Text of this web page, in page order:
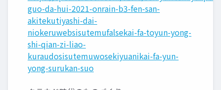
guo-da-hui-2021-onrain-b3-fen-san-
akitekutiyashi-dai-
niokeruwebsisutemufalsekai-fa-toyun-yong-
shi-qian-zi-liao-
kuraudosisutemuwosekiyuanikai-fa-yun-
yong-surukan-suo